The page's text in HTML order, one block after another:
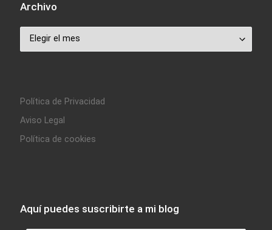
Archivo
Archivo
Política de Privacidad
Aviso Legal
Política de cookies
Aquí puedes suscribirte a mi blog